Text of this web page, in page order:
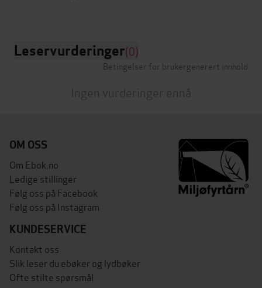
Leservurderinger(0)
Betingelser for brukergenerert innhold
Ingen vurderinger ennå
OM OSS
Om Ebok.no
Ledige stillinger
Følg oss på Facebook
Følg oss på Instagram
KUNDESERVICE
Kontakt oss
Slik leser du ebøker og lydbøker
Ofte stilte spørsmål